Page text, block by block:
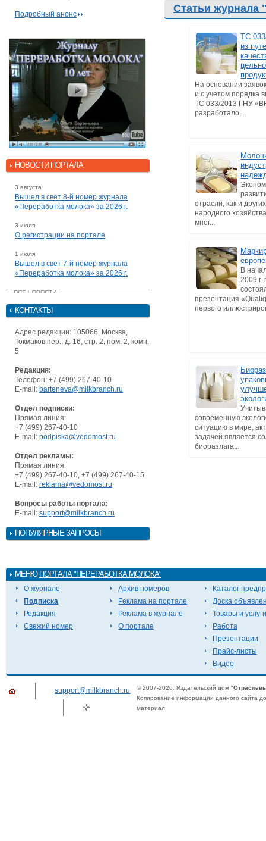
Подробный анонс
НОВОСТИ ПОРТАЛА
3 августа
Вышел в свет 8-й номер журнала
«Переработка молока» за 2026 г.
3 июля
О регистрации на портале
1 июля
Вышел в свет 7-й номер журнала
«Переработка молока» за 2026 г.
КОНТАКТЫ
Адрес редакции: 105066, Москва,
Токмаков пер., д. 16, стр. 2, пом. 2, комн.
5
Редакция:
Телефон: +7 (499) 267-40-10
E-mail: barteneva@milkbranch.ru
Отдел подписки:
Прямая линия:
+7 (499) 267-40-10
E-mail: podpiska@vedomost.ru
Отдел рекламы:
Прямая линия:
+7 (499) 267-40-10, +7 (499) 267-40-15
E-mail: reklama@vedomost.ru
Вопросы работы портала:
E-mail: support@milkbranch.ru
ПОПУЛЯРНЫЕ ЗАПРОСЫ
Статьи журнала
ТС
из
На основании
и с учетом порядка
ТС 033/2013 ГНУ
разработало,...
отрасли, как и
народного
мног...
В
2009
презентация
первого
современную
ситуацию в мире,
задачей является
биоразлага...
МЕНЮ ПОРТАЛА "ПЕРЕРАБОТКА МОЛОКА"
О журнале
Подписка
Редакция
Свежий номер
Архив номеров
Реклама на портале
Реклама в журнале
О портале
Каталог
Доска
Товары и услуги
Работа
Презентации
Прайс-листы
Видео
support@milkbranch.ru © 2007-2026. Издательский дом "
Копирование информации данного сайта
материал